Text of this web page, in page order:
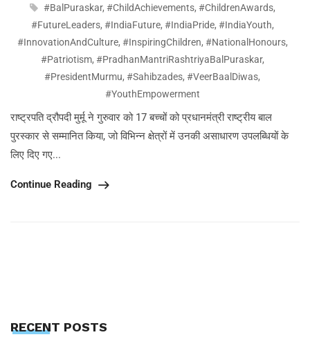
#BalPuraskar, #ChildAchievements, #ChildrenAwards,
#FutureLeaders, #IndiaFuture, #IndiaPride, #IndiaYouth,
#InnovationAndCulture, #InspiringChildren, #NationalHonours,
#Patriotism, #PradhanMantriRashtriyaBalPuraskar,
#PresidentMurmu, #Sahibzades, #VeerBaalDiwas,
#YouthEmpowerment
राष्ट्रपति द्रौपदी मुर्मू ने गुरुवार को 17 बच्चों को प्रधानमंत्री राष्ट्रीय बाल
पुरस्कार से सम्मानित किया, जो विभिन्न क्षेत्रों में उनकी असाधारण उपलब्धियों के
लिए दिए गए...
Continue Reading
RECENT POSTS